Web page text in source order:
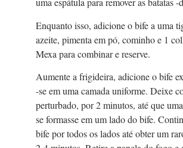
Enquanto isso, adicione o bife a uma
azeite, pimenta em pó, cominho e 1
Mexa para combinar e reserve.
Aumente a frigideira, adicione o bife
-se em uma camada uniforme. Deixe
perturbado, por 2 minutos, até que
se formasse em um lado do bife.
bife por todos os lados até obter um